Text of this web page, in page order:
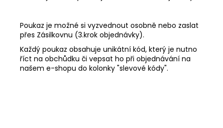
Poukaz je možné si vyzvednout osobně nebo zaslat
přes Zásilkovnu (3.krok objednávky).
Každý poukaz obsahuje unikátní kód, který je nutno
říct na obchůdku či vepsat ho při objednávání na
našem e-shopu do kolonky "slevové kódy".